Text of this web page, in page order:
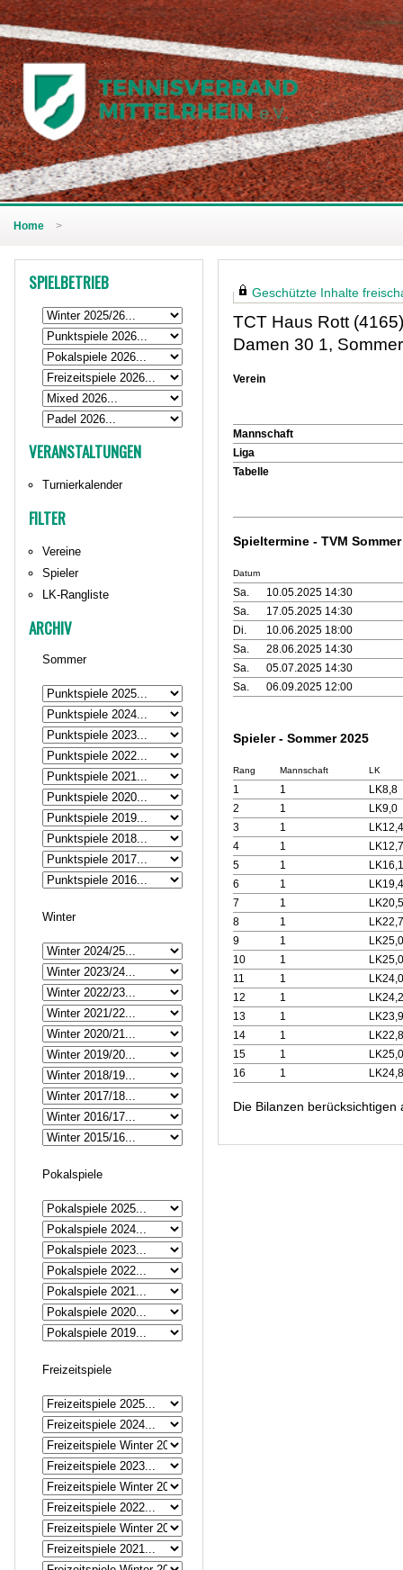
Home >
SPIELBETRIEB
VERANSTALTUNGEN
Turnierkalender
FILTER
Vereine
Spieler
LK-Rangliste
ARCHIV
Sommer
Winter
Pokalspiele
Freizeitspiele
Geschützte Inhalte
TCT Haus Rott (4165)
Damen 30 1,
Verein
Mannschaft
Liga
Tabelle
Spieltermine - TVM
Datum
Sa.
10.05.2025 14:30
Sa.
17.05.2025 14:30
Di.
10.06.2025 18:00
Sa.
28.06.2025 14:30
Sa.
05.07.2025 14:30
Sa.
06.09.2025 12:00
Spieler - Sommer 2025
Rang Mannschaft LK
1 1
LK8,8
2
1
LK9,0
3
1
LK12,4
4
1
LK12,7
5
1
LK16,1
6
1
LK19,4
7
1
LK20,5
8
1
LK22,7
9
1
LK25,0
10
1
LK25,0
11
1
LK24,0
12
1
LK24,2
13
1
LK23,9
14
1
LK22,8
15
1
LK25,0
16
1 LK24,8
Die Bilanzen